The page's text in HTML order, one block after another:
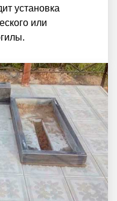
установка
или